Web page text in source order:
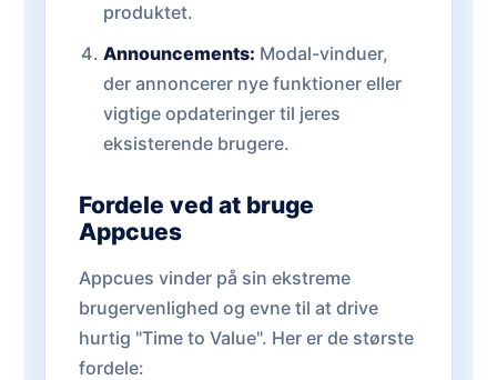
produktet.
Announcements: Modal-vinduer,
der annoncerer nye funktioner eller
vigtige opdateringer til jeres
eksisterende brugere.
Fordele ved at bruge
Appcues
Appcues vinder på sin ekstreme
brugervenlighed og evne til at drive
hurtig "Time to Value". Her er de største
fordele: